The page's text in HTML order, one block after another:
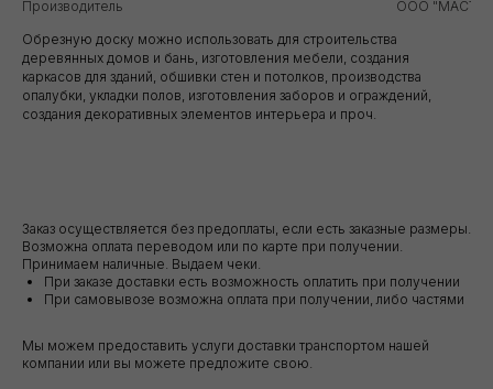
Производитель
ООО
Обрезную доску можно использовать для строительства
деревянных домов и бань, изготовления мебели, создания
каркасов для зданий, обшивки стен и потолков, производства
опалубки, укладки полов, изготовления заборов и ограждений,
создания декоративных элементов интерьера и проч.
Заказ осуществляется без предоплаты, если есть заказные размеры.
Возможна оплата переводом или по карте при получении.
Принимаем наличные. Выдаем чеки.
При заказе доставки есть возможность оплатить при получении
При самовывозе возможна оплата при получении, либо частями
Мы можем предоставить услуги доставки транспортом нашей
компании или вы можете предложите свою.